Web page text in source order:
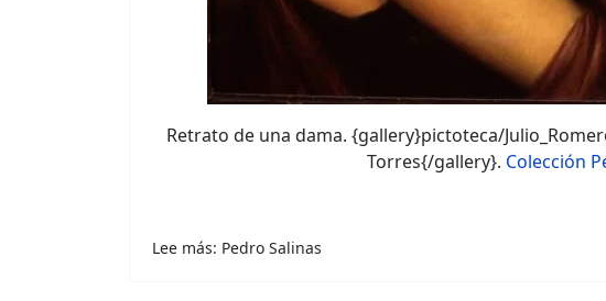
Retrato de una dama. {gallery}pictoteca/
Torres{/gallery}. Colección
Lee más: Pedro Salinas